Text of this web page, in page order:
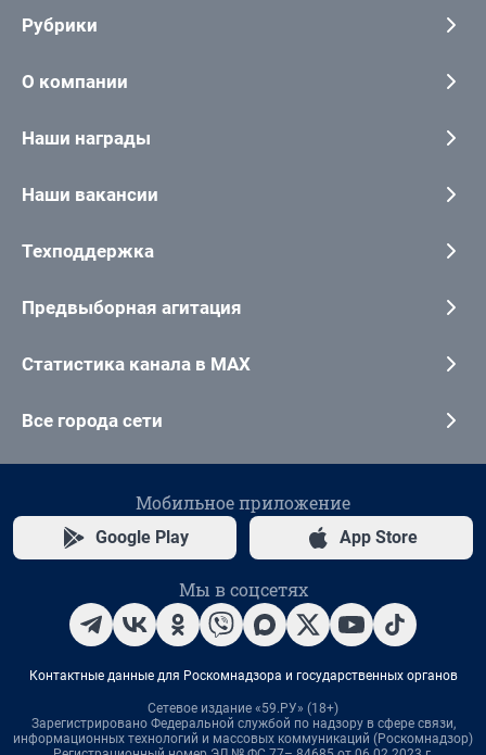
Рубрики
О компании
Наши награды
Наши вакансии
Техподдержка
Предвыборная агитация
Статистика канала в MAX
Все города сети
Мобильное приложение
Google Play App Store
Мы в соцсетях
Контактные данные для Роскомнадзора и государственных органов
Сетевое издание «59.РУ» (18+)
Зарегистрировано Федеральной службой по надзору в сфере связи,
информационных технологий и массовых коммуникаций (Роскомнадзор)